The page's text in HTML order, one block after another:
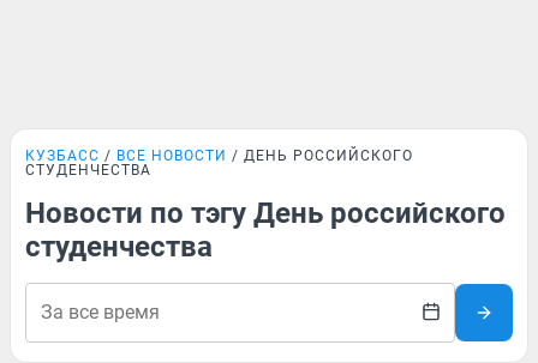
КУЗБАСС ВСЕ НОВОСТИ
ДЕНЬ РОССИЙСКОГО
СТУДЕНЧЕСТВА
Новости по тэгу День российского
студенчества